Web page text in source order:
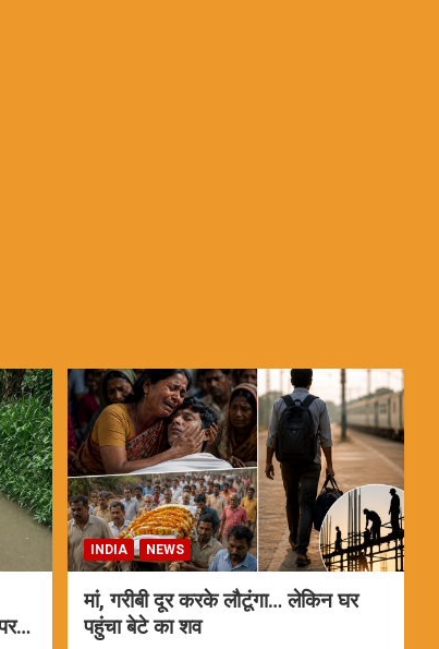
INDIA NEWS
मां, गरीबी दूर करके लौटूंगा… लेकिन घर
पहुंचा बेटे का शव